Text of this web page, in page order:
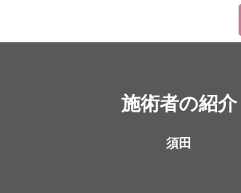
木金土
日/祝
施術者の紹介
須田